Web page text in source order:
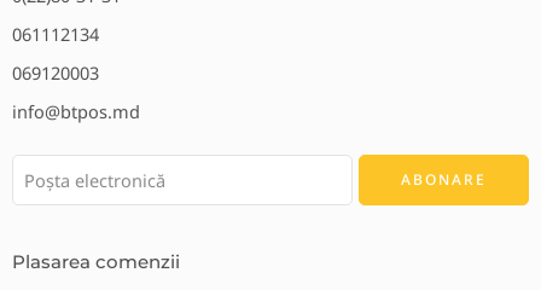
061112134
069120003
info@btpos.md
Plasarea comenzii